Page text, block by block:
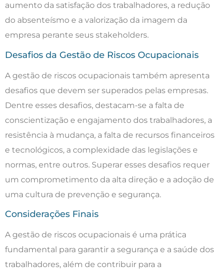
aumento da satisfação dos trabalhadores, a redução
do absenteísmo e a valorização da imagem da
empresa perante seus stakeholders.
Desafios da Gestão de Riscos Ocupacionais
A gestão de riscos ocupacionais também apresenta
desafios que devem ser superados pelas empresas.
Dentre esses desafios, destacam-se a falta de
conscientização e engajamento dos trabalhadores, a
resistência à mudança, a falta de recursos financeiros
e tecnológicos, a complexidade das legislações e
normas, entre outros. Superar esses desafios requer
um comprometimento da alta direção e a adoção de
uma cultura de prevenção e segurança.
Considerações Finais
A gestão de riscos ocupacionais é uma prática
fundamental para garantir a segurança e a saúde dos
trabalhadores, além de contribuir para a